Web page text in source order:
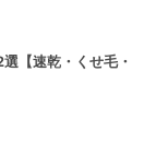
【速乾・くせ毛・